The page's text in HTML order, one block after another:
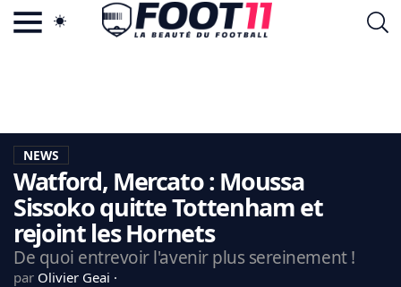
LA CHARTE
VIE PRIVÉE
CGU
CONTACTEZ-NOUS
NEWS
Watford, Mercato : Moussa
Sissoko quitte Tottenham et
rejoint les Hornets
De quoi entrevoir l'avenir plus sereinement !
par Olivier Geai